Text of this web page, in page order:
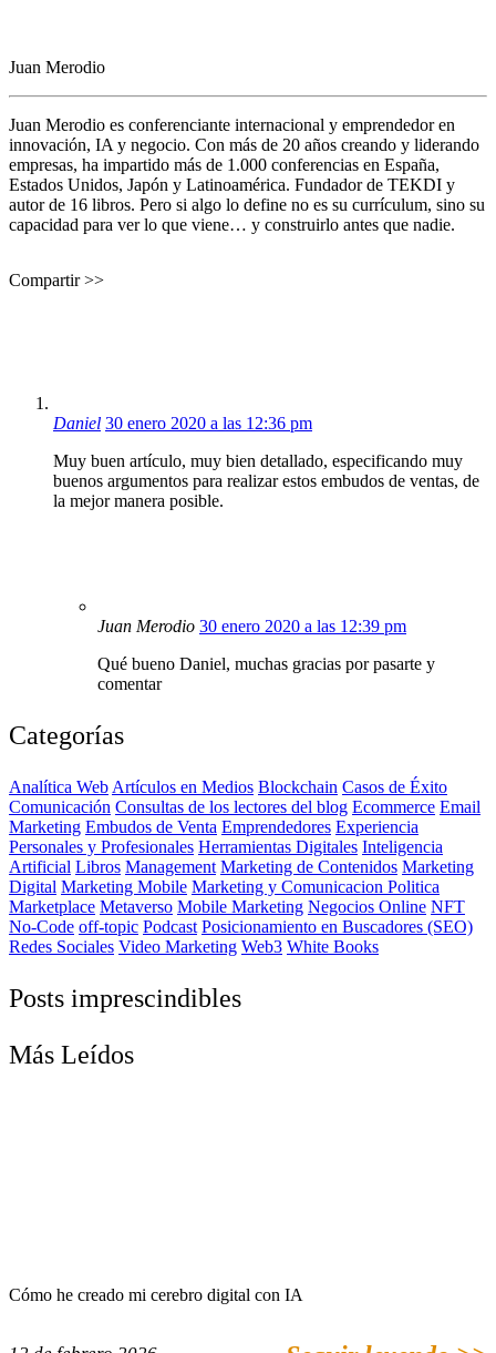
Juan Merodio
Juan Merodio es conferenciante internacional y emprendedor en
innovación, IA y negocio. Con más de 20 años creando y liderando
empresas, ha impartido más de 1.000 conferencias en España,
Estados Unidos, Japón y Latinoamérica. Fundador de TEKDI y
autor de 16 libros. Pero si algo lo define no es su currículum, sino su
capacidad para ver lo que viene… y construirlo antes que nadie.
Compartir >>
Daniel 30 enero 2020 a las 12:36 pm
Muy buen artículo, muy bien detallado, especificando muy
buenos argumentos para realizar estos embudos de ventas, de
la mejor manera posible.
Juan Merodio 30 enero 2020 a las 12:39 pm
Qué bueno Daniel, muchas gracias por pasarte y
comentar
Categorías
Analítica Web Artículos en Medios Blockchain Casos de Éxito
Comunicación Consultas de los lectores del blog Ecommerce Email
Marketing Embudos de Venta Emprendedores Experiencia
Personales y Profesionales Herramientas Digitales Inteligencia
Artificial Libros Management Marketing de Contenidos Marketing
Digital Marketing Mobile Marketing y Comunicacion Politica
Marketplace Metaverso Mobile Marketing Negocios Online NFT
No-Code off-topic Podcast Posicionamiento en Buscadores (SEO)
Redes Sociales Video Marketing Web3 White Books
Posts imprescindibles
Más Leídos
Cómo he creado mi cerebro digital con IA